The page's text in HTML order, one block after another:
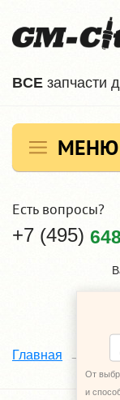
ВCE запчасти
МЕНЮ
Есть вопросы?
+7 (495)
От
и
Главная